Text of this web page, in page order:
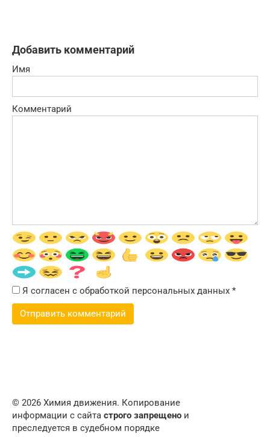
Добавить комментарий
Имя
Комментарий
Я согласен с обработкой персональных данных *
© 2026 Химия движения. Копирование
информации с сайта строго запрещено и
преследуется в судебном порядке